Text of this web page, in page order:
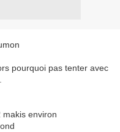
pourquoi pas tenter avec
environ